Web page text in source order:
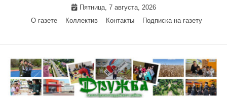
Пятница, 7 августа, 2026
О газете
Коллектив Контакты Подписка на газету